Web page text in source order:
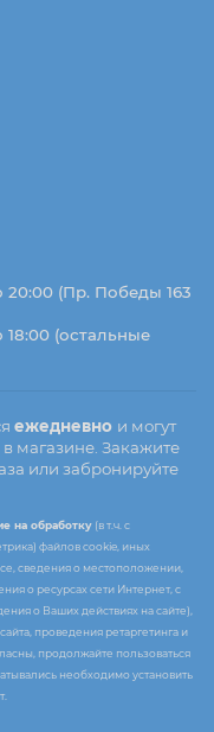
(Пр. Победы 163
(остальные
ежедневно и могут
в магазине. Закажите
или забронируйте
на обработку (в т.ч. с
файлов cookie, иных
сведения о местоположении,
о ресурсах сети Интернет, с
о Ваших действиях на сайте),
проведения ретаргетинга и
продолжайте пользоваться
необходимо установить